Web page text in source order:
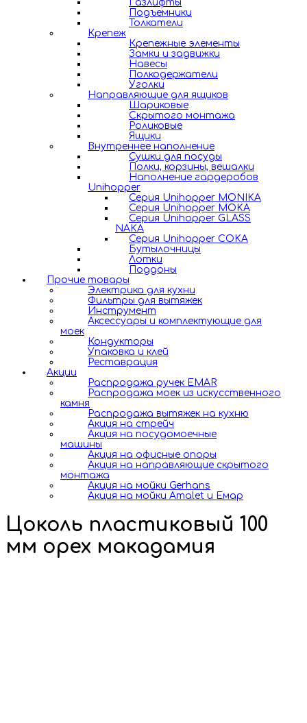
Газлифты
Подъемники
Толкатели
Крепеж
Крепежные элементы
Замки и задвижки
Навесы
Полкодержатели
Уголки
Направляющие для ящиков
Шариковые
Скрытого монтажа
Роликовые
Ящики
Внутреннее наполнение
Сушки для посуды
Полки, корзины, вешалки
Наполнение гардеробов
Unihopper
Серия Unihopper MONIKA
Серия Unihopper MOKA
Серия Unihopper GLASS
NAKA
Серия Unihopper COKA
Бутылочницы
Лотки
Поддоны
Прочие товары
Электрика для кухни
Фильтры для вытяжек
Инструмент
Аксессуары и комплектующие для
моек
Кондукторы
Упаковка и клей
Реставрация
Акции
Распродажа ручек EMAR
Распродажа моек из искусственного
камня
Распродажа вытяжек на кухню
Акция на стрейч
Акция на посудомоечные
машины
Акция на офисные опоры
Акция на направляющие скрытого
монтажа
Акция на мойки Gerhans
Акция на мойки Amalet и Емар
Цоколь пластиковый 100
мм орех макадамия